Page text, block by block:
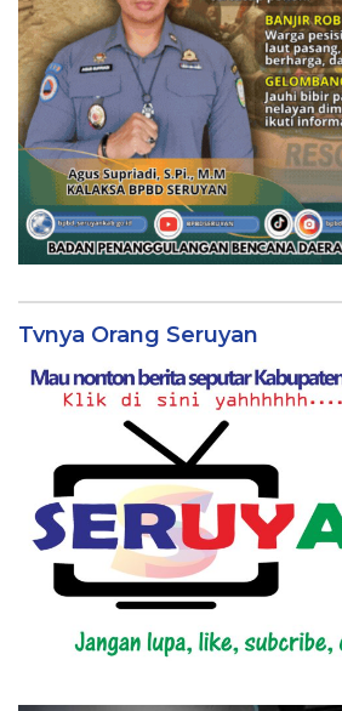
Tvnya Orang Seruyan